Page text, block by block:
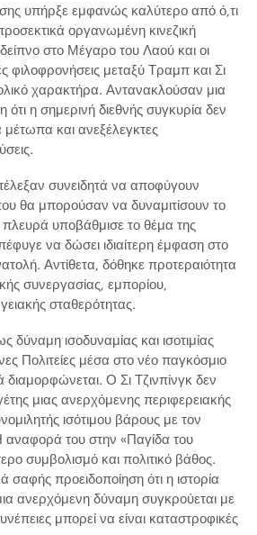
υπήρξε εμφανώς καλύτερο από ό,τι
οργανωμένη κινεζική
στο Μέγαρο του Λαού και οι
φιλοφρονήσεις μεταξύ Τραμπ και Σι
χαρακτήρα. Αντανακλούσαν μια
ότι η σημερινή διεθνής συγκυρία δεν
μέτωπα και ανεξέλεγκτες
συνειδητά να αποφύγουν
θα μπορούσαν να δυναμιτίσουν το
πλευρά υποβάθμισε το θέμα της
να δώσει ιδιαίτερη έμφαση στο
Αντίθετα, δόθηκε προτεραιότητα
συνεργασίας, εμπορίου,
σταθερότητας.
δύναμη ισοδυναμίας και ισοτιμίας
Πολιτείες μέσα στο νέο παγκόσμιο
διαμορφώνεται. Ο Σι Τζινπίνγκ δεν
μιας ανερχόμενης περιφερειακής
ισότιμου βάρους με τον
του στην «Παγίδα του
συμβολισμό και πολιτικό βάθος.
προειδοποίηση ότι η ιστορία
ανερχόμενη δύναμη συγκρούεται με
μπορεί να είναι καταστροφικές